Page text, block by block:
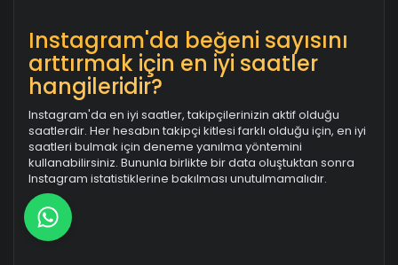
Instagram'da beğeni sayısını
arttırmak için en iyi saatler
hangileridir?
Instagram'da en iyi saatler, takipçilerinizin aktif olduğu
saatlerdir. Her hesabın takipçi kitlesi farklı olduğu için, en iyi
saatleri bulmak için deneme yanılma yöntemini
kullanabilirsiniz. Bununla birlikte bir data oluştuktan sonra
Instagram istatistiklerine bakılması unutulmamalıdır.